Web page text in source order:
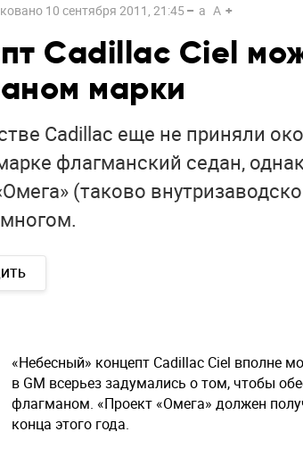
10 сентября 2011, 21:45 a A
Cadillac Ciel
марки
Cadillac еще не приняли
флагманский седан,
(таково
«Небесный» концепт Cadillac Ciel вполне
в GM всерьез задумались о том, чтобы
флагманом. «Проект «Омега» должен
конца этого года.